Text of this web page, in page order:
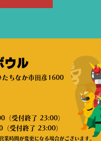
ウル
ちなか市田彦1600
受付終了 23:00）
受付終了 23:00）
業時間が変更になる場合がございます。